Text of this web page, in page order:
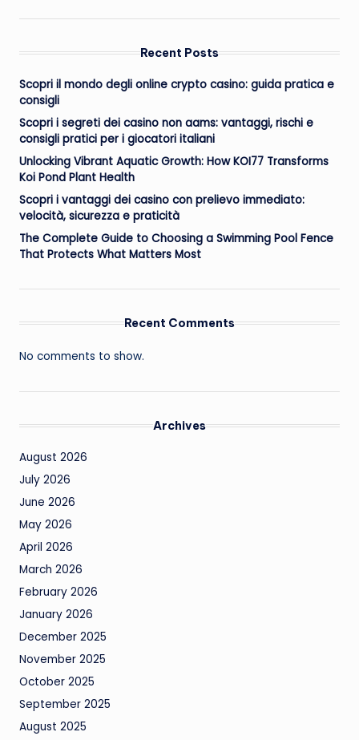
Recent Posts
Scopri il mondo degli online crypto casino: guida pratica e
consigli
Scopri i segreti dei casino non aams: vantaggi, rischi e
consigli pratici per i giocatori italiani
Unlocking Vibrant Aquatic Growth: How KOI77 Transforms
Koi Pond Plant Health
Scopri i vantaggi dei casino con prelievo immediato:
velocità, sicurezza e praticità
The Complete Guide to Choosing a Swimming Pool Fence
That Protects What Matters Most
Recent Comments
No comments to show.
Archives
August 2026
July 2026
June 2026
May 2026
April 2026
March 2026
February 2026
January 2026
December 2025
November 2025
October 2025
September 2025
August 2025